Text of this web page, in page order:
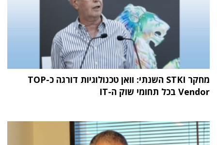
מחקר STKI השנתי: וואן טכנולוגיות דורגה כ-TOP
Vendor בכל תחומי שוק ה-IT